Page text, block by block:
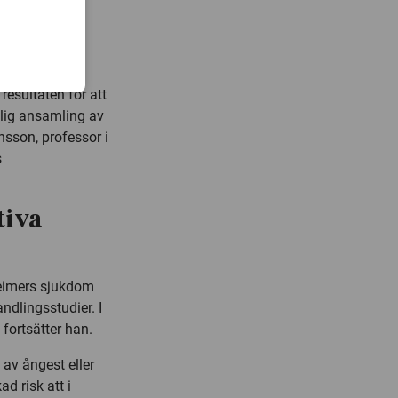
för att
ansamling av
professor i
sjukdom
I
han.
ångest eller
risk att i